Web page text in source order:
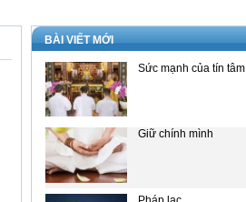
BÀI VIẾT MỚI
Sức mạnh của tín tâm
Giữ chính mình